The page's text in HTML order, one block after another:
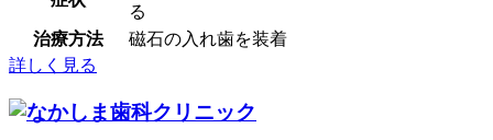
る
治療方法
磁石の入れ歯を装着
詳しく見る